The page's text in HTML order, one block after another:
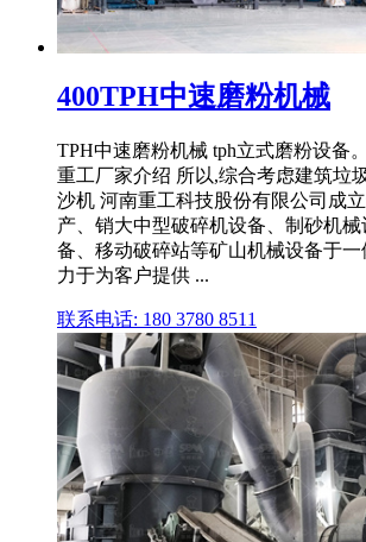
400TPH中速磨粉机械
TPH中速磨粉机械 tph立式磨粉设备
重工厂家介绍 所以,综合考虑建筑垃
沙机 河南重工科技股份有限公司成立
产、销大中型破碎机设备、制砂机
备、移动破碎站等矿山机械设备于
力于为客户提供 ...
联系电话: 180 3780 8511